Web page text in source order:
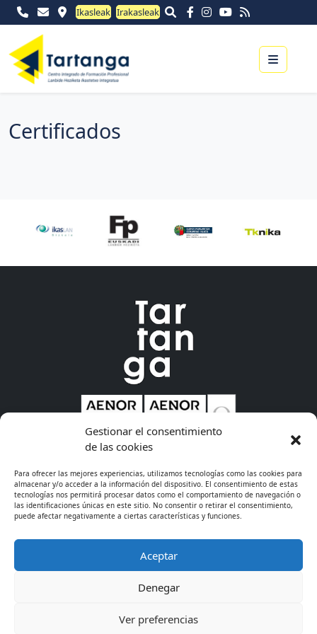
Gestionar el consentimiento
de las cookies
Para ofrecer las mejores experiencias, utilizamos tecnologías como las cookies para
almacenar y/o acceder a la información del dispositivo. El consentimiento de estas
tecnologías nos permitirá procesar datos como el comportamiento de navegación o
las identificaciones únicas en este sitio. No consentir o retirar el consentimiento,
puede afectar negativamente a ciertas características y funciones.
Aceptar
Denegar
Ver preferencias
Ikasleak Irakasleak
Menu
Certificados
© 2026 - CIFP Tartanga LHII · 944 675 311
· Información
legal
· Cookies